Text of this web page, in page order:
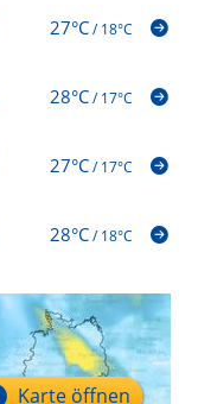
27°C/18°C
28°C/17°C
27°C/17°C
28°C/18°C
Karte öffnen